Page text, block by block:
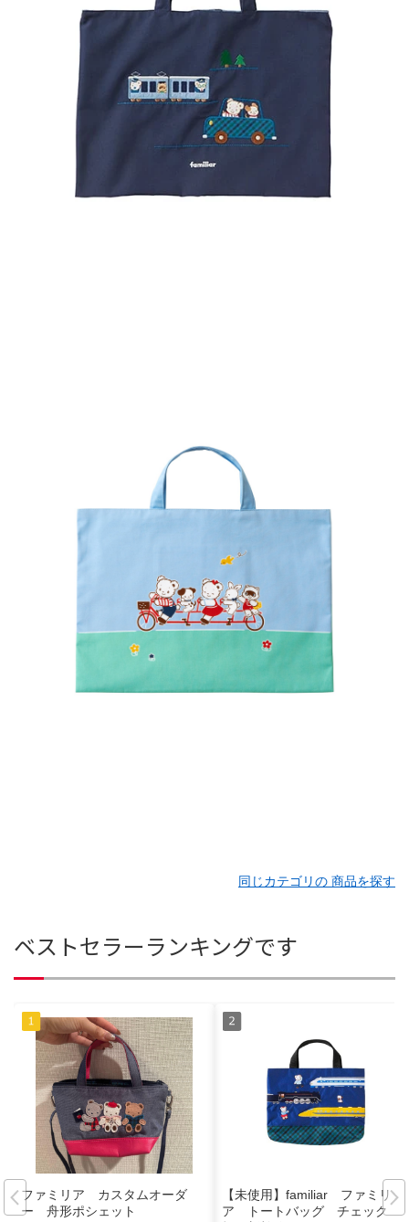
同じカテゴリの 商品を探す
ベストセラーランキングです
ファミリア カスタムオーダ
ー 舟形ポシェット
【未使用】familiar ファミリ
ア トートバッグ チェック